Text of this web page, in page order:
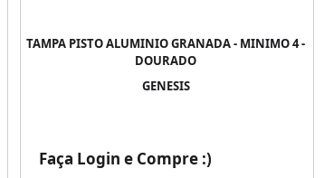
TAMPA PISTO ALUMINIO GRANADA - MINIMO 4 -
DOURADO
GENESIS
Faça Login e Compre :)